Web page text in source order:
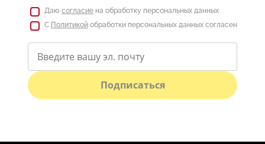
Даю согласие на обработку персональных данных
С Политикой обработки персональных данных согласен
Подписаться